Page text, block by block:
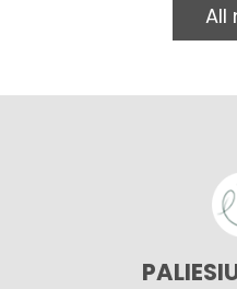
All